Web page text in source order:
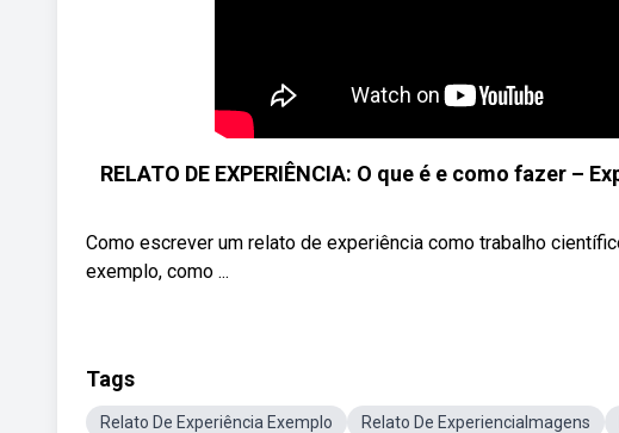
RELATO DE EXPERIÊNCIA: O que é e como fazer
Como escrever um relato de experiência como trabalho
exemplo, como ...
Tags
Relato De Experiência Exemplo Relato De ExperienciaImagens